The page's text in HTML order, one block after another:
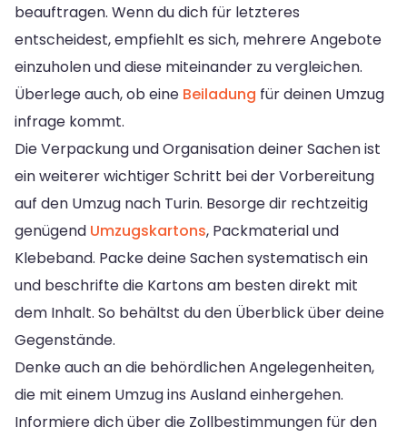
beauftragen. Wenn du dich für letzteres
entscheidest, empfiehlt es sich, mehrere Angebote
einzuholen und diese miteinander zu vergleichen.
Überlege auch, ob eine Beiladung für deinen Umzug
infrage kommt.
Die Verpackung und Organisation deiner Sachen ist
ein weiterer wichtiger Schritt bei der Vorbereitung
auf den Umzug nach Turin. Besorge dir rechtzeitig
genügend Umzugskartons, Packmaterial und
Klebeband. Packe deine Sachen systematisch ein
und beschrifte die Kartons am besten direkt mit
dem Inhalt. So behältst du den Überblick über deine
Gegenstände.
Denke auch an die behördlichen Angelegenheiten,
die mit einem Umzug ins Ausland einhergehen.
Informiere dich über die Zollbestimmungen für den